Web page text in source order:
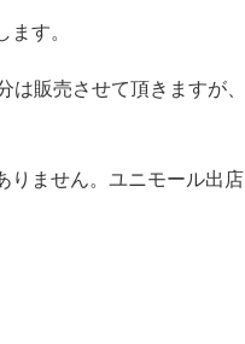
す。
販売させて頂きますが、
りません。ユニモール出店